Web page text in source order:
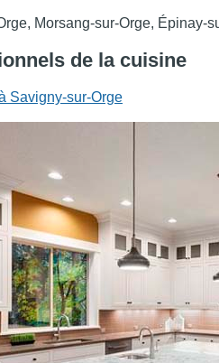
Morsang-sur-Orge, Épinay-
de la cuisine
Savigny-sur-Orge